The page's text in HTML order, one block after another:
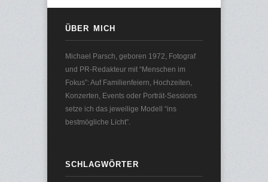
ÜBER MICH
Michael Parsch, geboren 1972, Fotograf
und PR-Redakteur mit “Menschen im
Fokus”: Auf Familienfeiern, Hochzeiten,
Konzerten, Events oder Porträt-Sessions
setze ich das jeweilige Modell “ins
bestmögliche Licht”.
SCHLAGWÖRTER